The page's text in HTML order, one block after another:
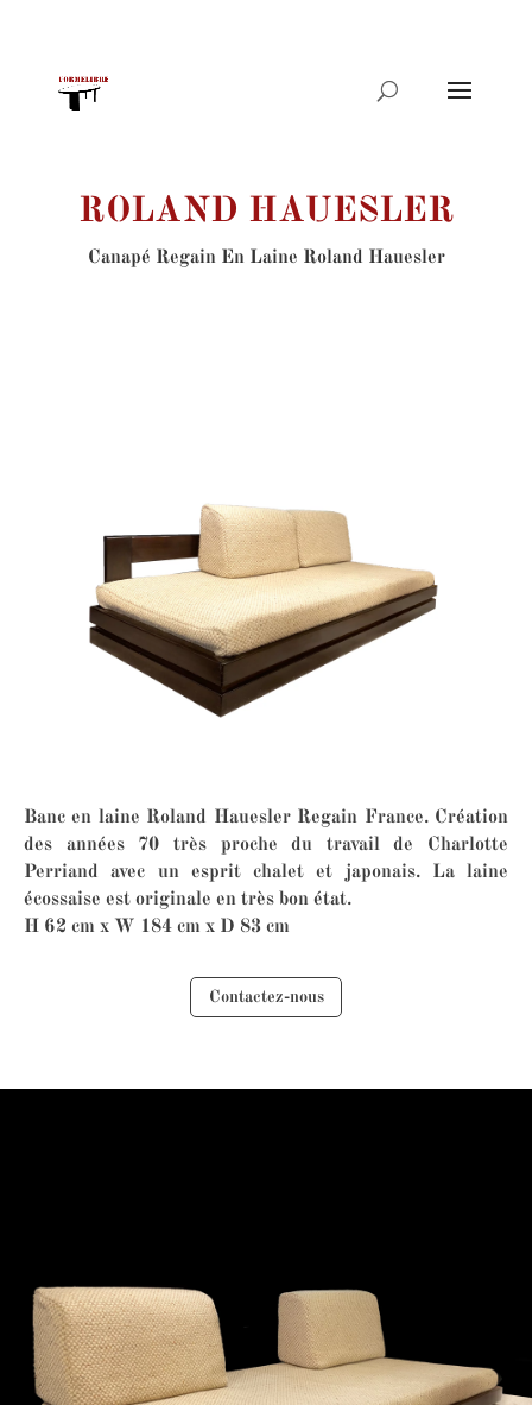
produits
ROLAND HAUESLER
Canapé Regain En Laine Roland Hauesler
Banc en laine Roland Hauesler Regain France. Création
des années 70 très proche du travail de Charlotte
Perriand avec un esprit chalet et japonais. La laine
écossaise est originale en très bon état.
H 62 cm x W 184 cm x D 83 cm
Contactez-nous